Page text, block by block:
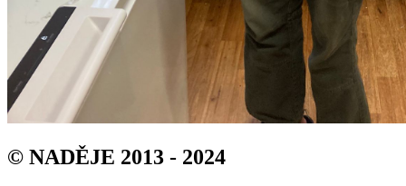
© NADĚJE 2013 - 2024